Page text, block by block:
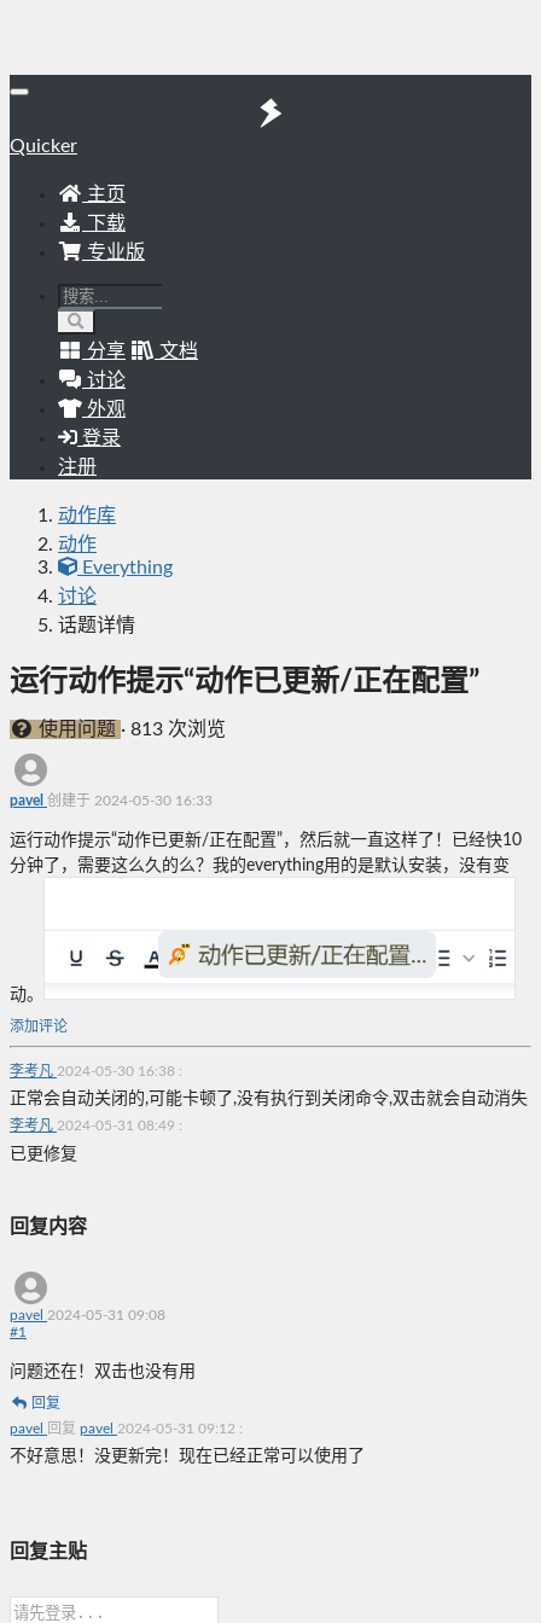
Quicker
主页
下载
专业版
分享
文档
讨论
外观
登录
注册
动作库
动作
Everything
讨论
话题详情
运行动作提示“动作已更新/正在配置”
使用问题 · 813 次浏览
pavel 创建于 2024-05-30 16:33
运行动作提示“动作已更新/正在配置”，然后就一直这样了！已经快10
分钟了，需要这么久的么？我的everything用的是默认安装，没有变
动。
添加评论
李考凡 2024-05-30 16:38 :
正常会自动关闭的,可能卡顿了,没有执行到关闭命令,双击就会自动消失
李考凡 2024-05-31 08:49 :
已更修复
回复内容
pavel 2024-05-31 09:08
#1
问题还在！双击也没有用
回复
pavel
回复 pavel 2024-05-31 09:12 :
不好意思！没更新完！现在已经正常可以使用了
回复主贴